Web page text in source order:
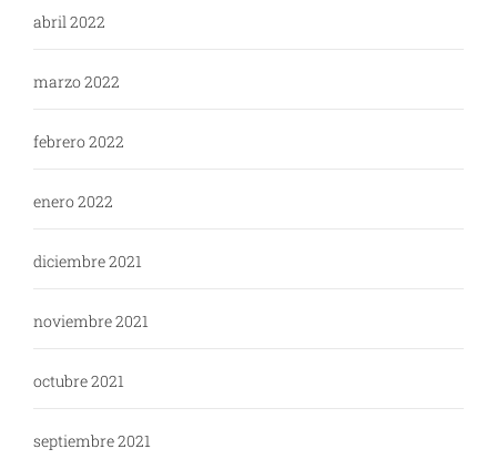
abril 2022
marzo 2022
febrero 2022
enero 2022
diciembre 2021
noviembre 2021
octubre 2021
septiembre 2021